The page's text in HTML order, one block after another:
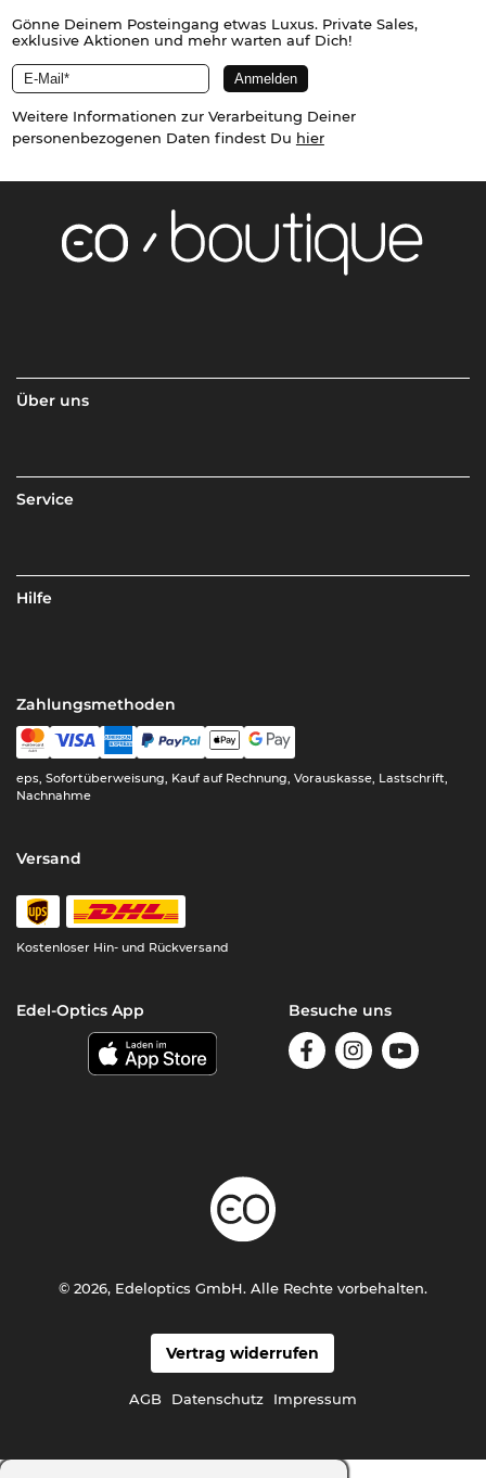
Gönne Deinem Posteingang etwas Luxus. Private Sales,
exklusive Aktionen und mehr warten auf Dich!
Weitere Informationen zur Verarbeitung Deiner
personenbezogenen Daten findest Du hier
Über uns
Service
Hilfe
Zahlungsmethoden
eps, Sofortüberweisung, Kauf auf Rechnung, Vorauskasse, Lastschrift,
Nachnahme
Versand
Kostenloser Hin- und Rückversand
Edel-Optics App Besuche uns
Vertrag widerrufen
AGB Datenschutz Impressum
© 2026, Edeloptics GmbH. Alle Rechte vorbehalten.